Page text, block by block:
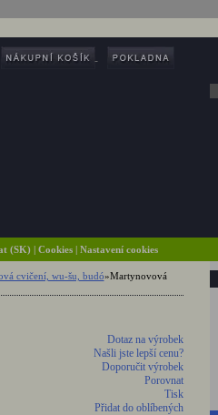
(SK) | Cookies | Nastavení cookies
cvičení, wu-šu, budó»Martynovová
Dotaz na výrobek
Našli jste lepší cenu?
Doporučit výrobek
Porovnat
Tisk
Přidat do oblíbených